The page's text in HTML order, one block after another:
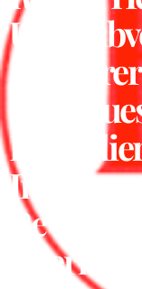
Une
Revenu